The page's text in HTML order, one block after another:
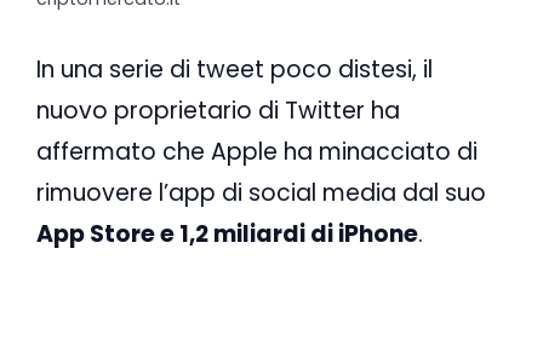
In una serie di tweet poco distesi, il
nuovo proprietario di Twitter ha
affermato che Apple ha minacciato di
rimuovere l’app di social media dal suo
App Store e 1,2 miliardi di iPhone.